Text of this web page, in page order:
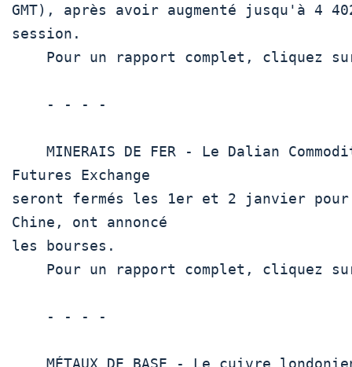
GMT), après avoir augmenté jusqu'à 4
session.
Futures Exchange
seront fermés les 1er et 2 janvier pour
Chine, ont annoncé
les bourses.